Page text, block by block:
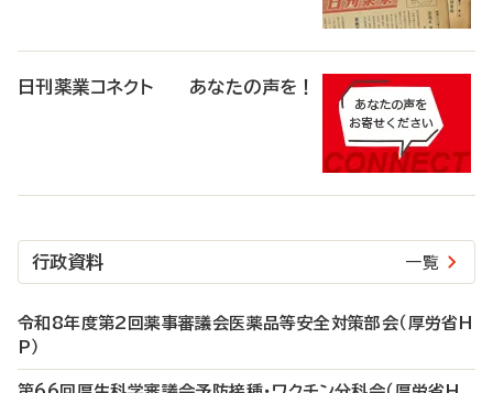
日刊薬業コネクト あなたの声を！
行政資料 一覧
令和8年度第2回薬事審議会医薬品等安全対策部会（厚労省H
P）